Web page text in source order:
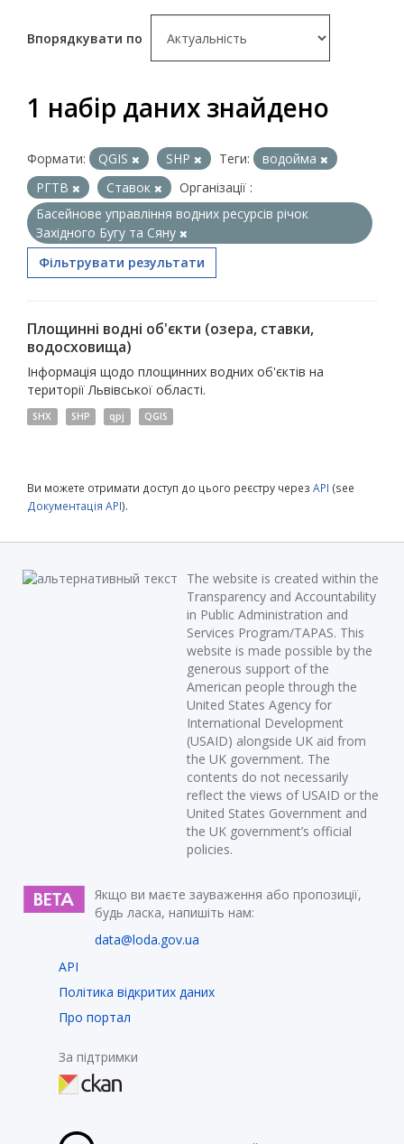
Впорядкувати по
1 набір даних знайдено
Формати: QGIS SHP Теги:
водойма
РГТВ
Ставок
Організації :
Басейнове управління водних ресурсів річок
Західного Бугу та Сяну
Фільтрувати результати
Площинні водні об'єкти (озера, ставки,
водосховища)
Інформація щодо площинних водних об'єктів на
території Львівської області.
SHX SHP qpj QGIS
Ви можете отримати доступ до цього реєстру через API (see
Документація API).
The website is created within the
Transparency and Accountability
in Public Administration and
Services Program/TAPAS. This
website is made possible by the
generous support of the
American people through the
United States Agency for
International Development
(USAID) alongside UK aid from
the UK government. The
contents do not necessarily
reflect the views of USAID or the
United States Government and
the UK government’s official
policies.
Якщо ви маєте зауваження або пропозиції,
будь ласка, напишіть нам:
data@loda.gov.ua
API
Політика відкритих даних
Про портал
За підтримки